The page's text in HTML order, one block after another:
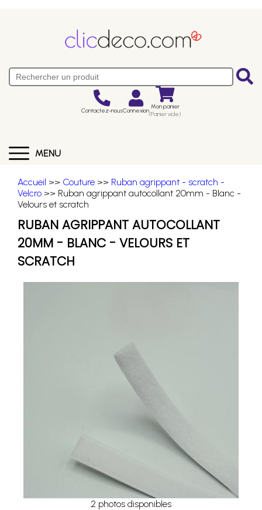
Contactez-nousConnexion Mon panier
(Panier vide)
MENU
Accueil >> Couture >> Ruban agrippant - scratch -
Velcro >> Ruban agrippant autocollant 20mm - Blanc -
Velours et scratch
RUBAN AGRIPPANT AUTOCOLLANT
20MM - BLANC - VELOURS ET
SCRATCH
2 photos disponibles